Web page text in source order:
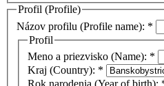
Profil (Profile)
Názov profilu (Profile name): *
Profil
Meno a priezvisko (Name): *
Kraj (Country): *